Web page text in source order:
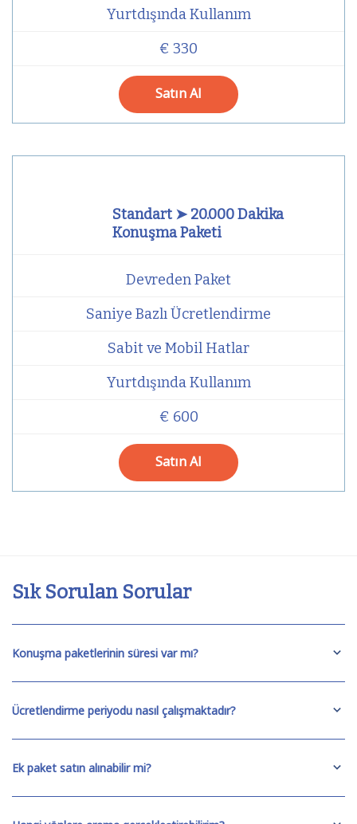
Yurtdışında Kullanım
€ 330
Satın Al
Standart ➤ 20.000 Dakika
Konuşma Paketi
Devreden Paket
Saniye Bazlı Ücretlendirme
Sabit ve Mobil Hatlar
Yurtdışında Kullanım
€ 600
Satın Al
Sık Sorulan Sorular
Konuşma paketlerinin süresi var mı?
Ücretlendirme periyodu nasıl çalışmaktadır?
Ek paket satın alınabilir mi?